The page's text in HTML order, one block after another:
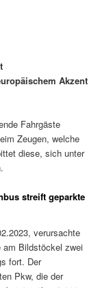
Akzent
Fahrgäste
Zeugen, welche
diese, sich unter
streift geparkte
verursachte
am Bildstöckel zwei
fort. Der
Pkw, die der